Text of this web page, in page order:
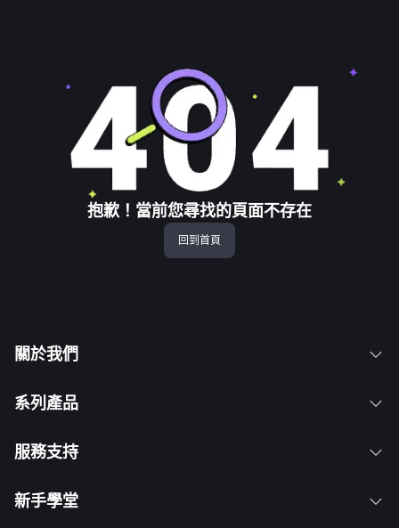
抱歉！當前您尋找的頁面不存在
回到首頁
關於我們
系列產品
服務支持
新手學堂